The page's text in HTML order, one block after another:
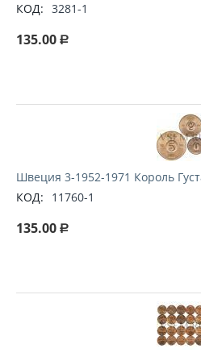
КОД: 3281-1
135.00 Р
Швеция 3-1952-1971 Король
КОД:
11760-1
135.00 Р